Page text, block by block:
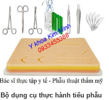
Bộ dụng cụ thực hành tiểu phẫu